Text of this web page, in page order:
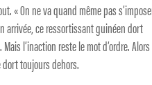
« On ne va quand même pas
arrivée, ce ressortissant guinéen dort
l’inaction reste le mot d’ordre.
toujours dehors.